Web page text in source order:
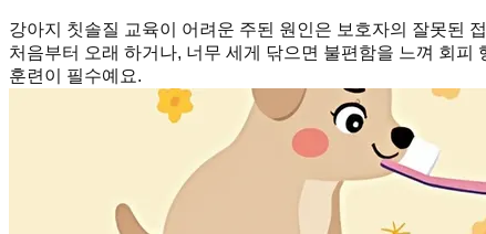
강아지 칫솔질 교육이 어려운 주된 원인은 보호자의 잘못된
처음부터 오래 하거나, 너무 세게 닦으면 불편함을 느껴 회
훈련이 필수예요.